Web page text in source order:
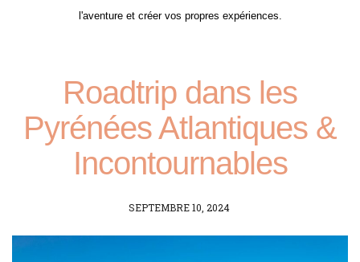
l'aventure et créer vos propres expériences.
Roadtrip dans les
Pyrénées Atlantiques &
Incontournables
POSTED
SEPTEMBRE 10, 2024